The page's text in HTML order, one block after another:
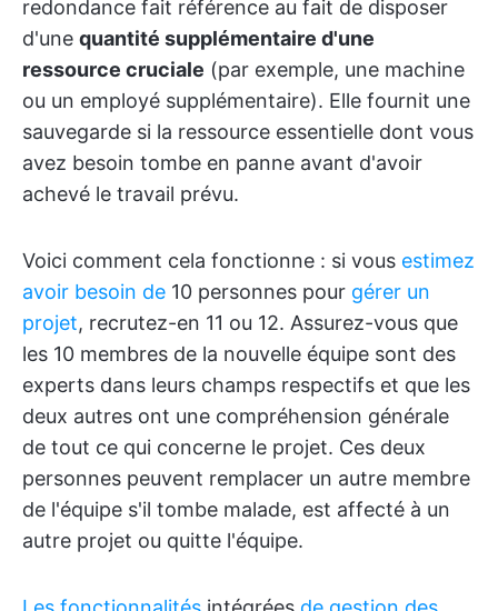
redondance fait référence au fait de disposer
d'une quantité supplémentaire d'une
ressource cruciale (par exemple, une machine
ou un employé supplémentaire). Elle fournit une
sauvegarde si la ressource essentielle dont vous
avez besoin tombe en panne avant d'avoir
achevé le travail prévu.
Voici comment cela fonctionne : si vous estimez
avoir besoin de 10 personnes pour gérer un
projet, recrutez-en 11 ou 12. Assurez-vous que
les 10 membres de la nouvelle équipe sont des
experts dans leurs champs respectifs et que les
deux autres ont une compréhension générale
de tout ce qui concerne le projet. Ces deux
personnes peuvent remplacer un autre membre
de l'équipe s'il tombe malade, est affecté à un
autre projet ou quitte l'équipe.